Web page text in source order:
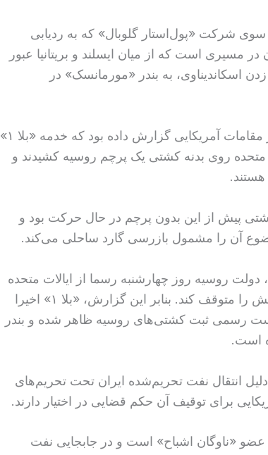
شرکت «پول‌استار گلوبال» که به ردیابی
«بلا ۱» اکنون در مسیری است که از میان ایسلند و بریتانیا عبور
اسکاندیناوی، به بندر «مورمانسک» در
«نیویورک‌تایمز» پیش‌تر به نقل از مقامات آمریکایی گزارش داده بود که خدمه «بلا ۱»
متحده روی بدنه کشتی یک پرچم روسیه کشیدند و
پیش‌ از این بدون پرچم در حال حرکت بود و
آن را مشمول بازرسی گارد ساحلی می‌کند.
دولت روسیه روز چهارشنبه رسما از ایالات متحده
خواسته است که تعقیب این نفتکش را متوقف کند. بنابر این گزارش، «بلا ۱» اخیرا
رسمی ثبت کشتی‌های روسیه ظاهر شده و بندر
است.
به دلیل انتقال نفت تحریم‌شده ایران تحت تحریم‌های
برای توقیف آن حکم قضایی در اختیار دارند.
نیویورک‌تایمز، «بلا ۱» عضو «ناوگان اشباح» است و در جابجایی نفت